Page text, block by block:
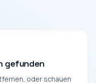
gefunden
oder schauen